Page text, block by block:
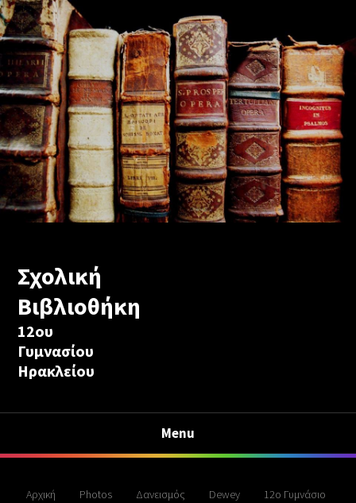
Σχολική
Βιβλιοθήκη
12ου
Γυμνασίου
Ηρακλείου
Menu
Αρχική Photos Δανεισμός Dewey 12ο Γυμνάσιο